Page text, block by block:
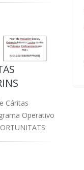
Cáritas
Operativo